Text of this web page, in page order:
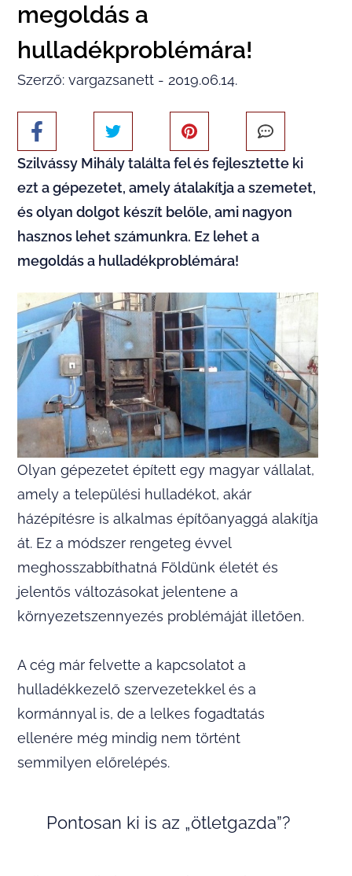
megoldás a
hulladékproblémára!
Szerző: vargazsanett - 2019.06.14.
Szilvássy Mihály találta fel és fejlesztette ki
ezt a gépezetet, amely átalakítja a szemetet,
és olyan dolgot készít belőle, ami nagyon
hasznos lehet számunkra. Ez lehet a
megoldás a hulladékproblémára!
Olyan gépezetet épített egy magyar vállalat,
amely a települési hulladékot, akár
házépítésre is alkalmas építőanyaggá alakítja
át. Ez a módszer rengeteg évvel
meghosszabbíthatná Földünk életét és
jelentős változásokat jelentene a
környezetszennyezés problémáját illetően.
A cég már felvette a kapcsolatot a
hulladékkezelő szervezetekkel és a
kormánnyal is, de a lelkes fogadtatás
ellenére még mindig nem történt
semmilyen előrelépés.
Pontosan ki is az „ötletgazda”?